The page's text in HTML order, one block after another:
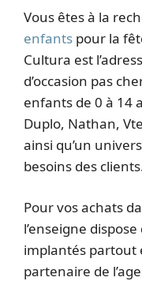
Vous êtes à la
enfants pour la
Cultura est
d’occasion pas
enfants de 0 à 14
Duplo, Nathan,
ainsi qu’un
besoins des
Pour vos achats
l’enseigne
implantés partout
partenaire de